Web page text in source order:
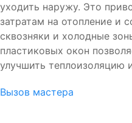
уходить наружу. Это
затратам на отопление и
сквозняки и холодные
пластиковых окон
улучшить теплоизоляцию
Вызов мастера